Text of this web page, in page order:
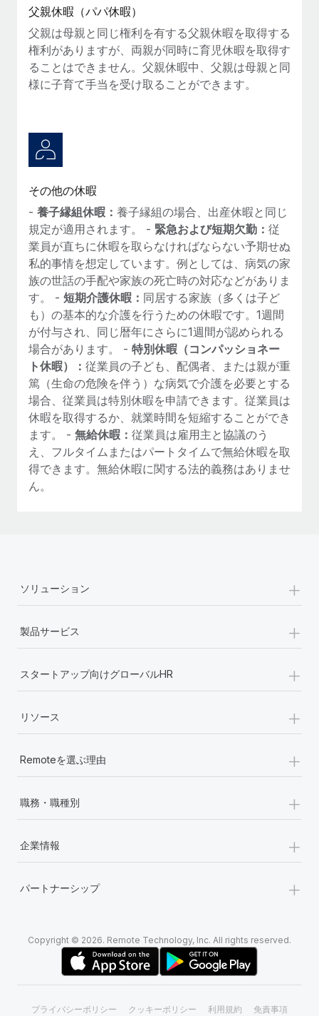
給与, 賃金は詐欺の特に魅力的な標的です。多額の資金がシステ
を保護することは極めて重要です。...
詳細を見る
父親休暇（パパ休暇）
父親は母親と同じ権利を有する父親休暇を取得する
権利がありますが、両親が同時に育児休暇を取得す
ることはできません。父親休暇中、父親は母親と同
様に子育て手当を受け取ることができます。
その他の休暇
- 養子縁組休暇： 養子縁組の場合、出産休暇と同じ
規定が適用されます。 - 緊急および短期欠勤： 従
業員が直ちに休暇を取らなければならない予期せぬ
私的事情を想定しています。例としては、病気の家
族の世話の手配や家族の死亡時の対応などがありま
す。 - 短期介護休暇： 同居する家族（多くは子ど
も）の基本的な介護を行うための休暇です。1週間
が付与され、同じ暦年にさらに1週間が認められる
場合があります。 - 特別休暇（コンパッショネー
ト休暇）： 従業員の子ども、配偶者、または親が重
篤（生命の危険を伴う）な病気で介護を必要とする
場合、従業員は特別休暇を申請できます。従業員は
休暇を取得するか、就業時間を短縮することができ
ます。 - 無給休暇： 従業員は雇用主と協議のう
え、フルタイムまたはパートタイムで無給休暇を取
得できます。無給休暇に関する法的義務はありませ
ん。
ソリューション +
製品サービス +
スタートアップ向けグローバルHR +
リソース +
Remoteを選ぶ理由 +
職務・職種別 +
企業情報 +
パートナーシップ +
Copyright © 2026. Remote Technology, Inc. All rights reserved.
プライバシーポリシー クッキーポリシー 利用規約 免責事項